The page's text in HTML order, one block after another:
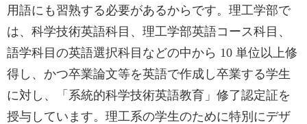
用語にも習熟する必要があるからです。理工学部で
は、科学技術英語科目、理工学部英語コース科目、
語学科目の英語選択科目などの中から 10 単位以上修
得し、かつ卒業論文等を英語で作成し卒業する学生
に対し、「系統的科学技術英語教育」修了認定証を
授与しています。理工系の学生のために特別にデザ